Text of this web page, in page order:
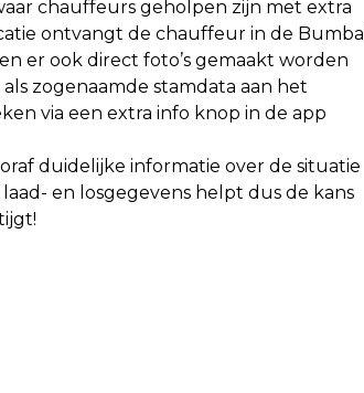
chauffeurs geholpen zijn met extra
ontvangt de chauffeur in de Bumbal
er ook direct foto’s gemaakt worden
zogenaamde stamdata aan het
via een extra info knop in de app
duidelijke informatie over de situatie
en losgegevens helpt dus de kans